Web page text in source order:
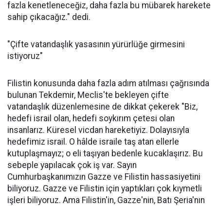
fazla kenetleneceğiz, daha fazla bu mübarek harekete
sahip çıkacağız." dedi.
"Çifte vatandaşlık yasasının yürürlüğe girmesini
istiyoruz"
Filistin konusunda daha fazla adım atılması çağrısında
bulunan Tekdemir, Meclis'te bekleyen çifte
vatandaşlık düzenlemesine de dikkat çekerek "Biz,
hedefi israil olan, hedefi soykırım çetesi olan
insanlarız. Küresel vicdan hareketiyiz. Dolayısıyla
hedefimiz israil. O hâlde israile taş atan ellerle
kutuplaşmayız; o eli taşıyan bedenle kucaklaşırız. Bu
sebeple yapılacak çok iş var. Sayın
Cumhurbaşkanımızın Gazze ve Filistin hassasiyetini
biliyoruz. Gazze ve Filistin için yaptıkları çok kıymetli
işleri biliyoruz. Ama Filistin'in, Gazze'nin, Batı Şeria'nın